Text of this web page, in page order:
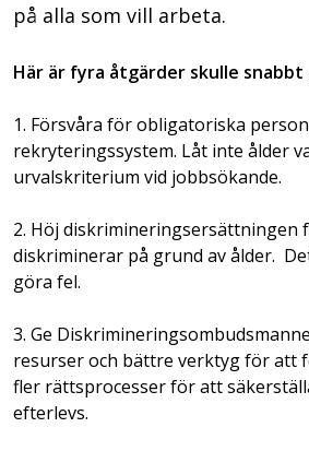
på alla som vill arbeta.
Här är fyra åtgärder skulle snabbt
1. Försvåra för obligatoriska
rekryteringssystem. Låt inte ålder
urvalskriterium vid jobbsökande.
2. Höj diskrimineringsersättningen
diskriminerar på grund av ålder.
göra fel.
3. Ge
resurser och bättre verktyg för att
fler rättsprocesser för att
efterlevs.